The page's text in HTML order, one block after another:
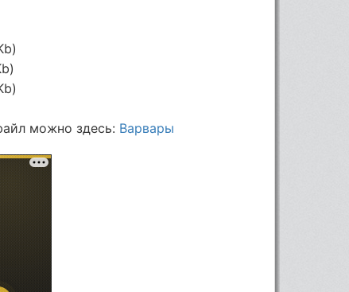
можно здесь: Варвары